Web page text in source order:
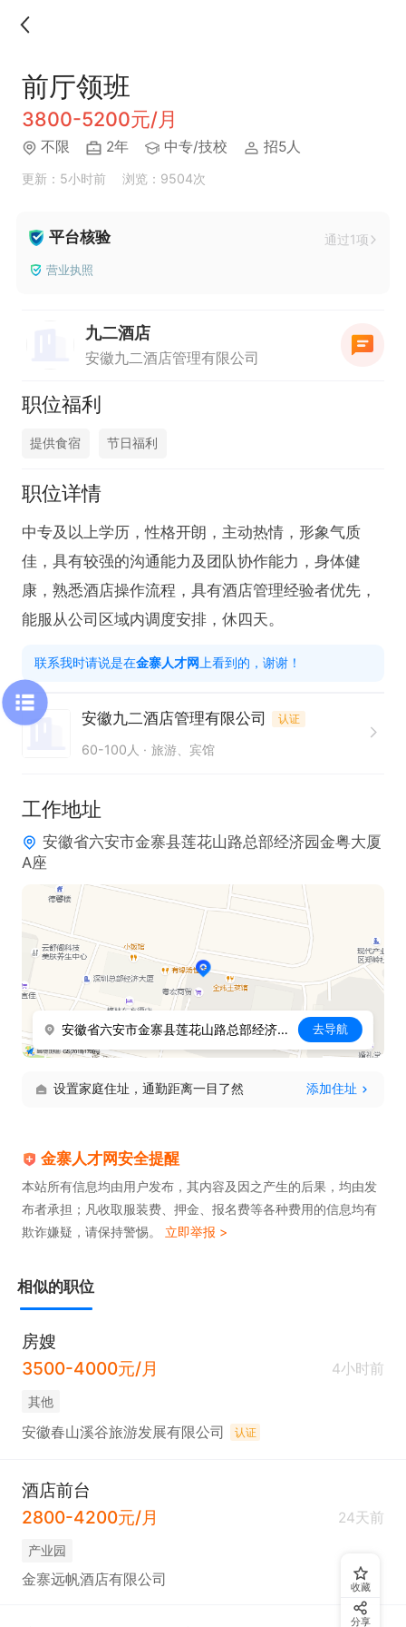
前厅领班
3800-5200元/月
不限 2年 中专/技校 招5人
更新：5小时前 浏览：9504次
平台核验 通过1项
营业执照
九二酒店
安徽九二酒店管理有限公司
职位福利
提供食宿 节日福利
职位详情
中专及以上学历，性格开朗，主动热情，形象气质
佳，具有较强的沟通能力及团队协作能力，身体健
康，熟悉酒店操作流程，具有酒店管理经验者优先，
能服从公司区域内调度安排，休四天。
联系我时请说是在金寨人才网 上看到的，谢谢！
安徽九二酒店管理有限公司 认证
60-100人 旅游、宾馆
工作地址
安徽省六安市金寨县莲花山路总部经济园金粤大厦
A座
安徽省六安市金寨县莲花山路总部经济园金粤大厦A座 去导航
设置家庭住址，通勤距离一目了然 添加住址
金寨人才网安全提醒
本站所有信息均由用户发布，其内容及因之产生的后果，均由发
布者承担；凡收取服装费、押金、报名费等各种费用的信息均有
欺诈嫌疑，请保持警惕。 立即举报 >
相似的职位
房嫂
3500-4000元/月
4小时前
其他
安徽春山溪谷旅游发展有限公司 认证
酒店前台
2800-4200元/月
24天前
产业园
金寨远帆酒店有限公司 收藏
分享